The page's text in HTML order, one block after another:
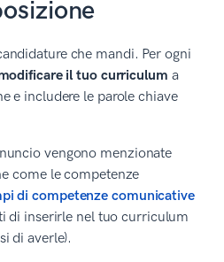
che mandi. Per ogni
il tuo curriculum a
e includere le parole chiave
vengono menzionate
come le competenze
di competenze comunicative
di inserirle nel tuo curriculum
di averle).